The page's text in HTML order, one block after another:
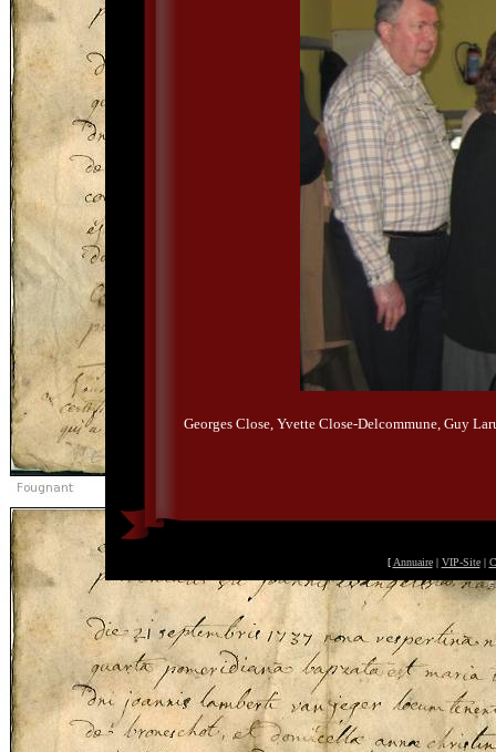
Georges Close, Yvette Close-Delcommune, Guy
[ Annuaire| VIP-Site|
©